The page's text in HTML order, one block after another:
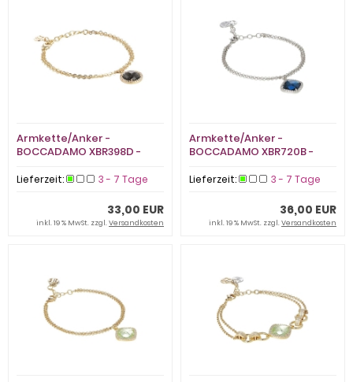
Armkette/Anker -
BOCCADAMO XBR398D -
Lieferzeit: 3 - 7 Tage
33,00 EUR
inkl. 19 % MwSt. zzgl.Versandkosten
Armkette/Anker -
BOCCADAMO XBR720B -
Lieferzeit: 3 - 7 Tage
36,00 EUR
inkl. 19 % MwSt. zzgl.Versandkosten